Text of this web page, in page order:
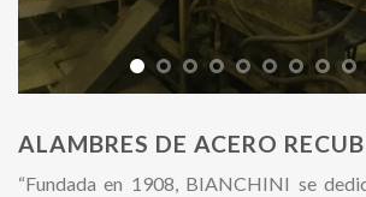
ALAMBRES DE ACERO
“Fundada en 1908, BIANCHINI se